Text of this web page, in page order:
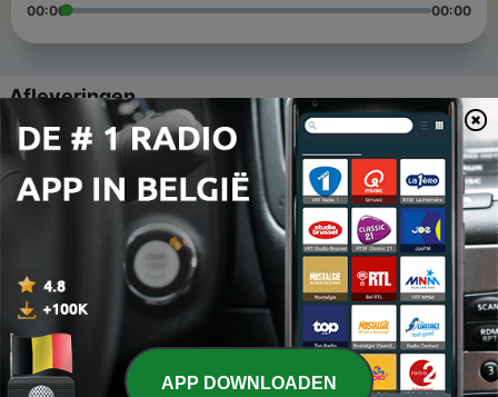
00:00 00:00
Afleveringen
463 - BNR Beurs EXTRA - maandag 8 september 09:00
08 sep. 2025
BNR Beurs EXTRA - maandag 1 september 09:00
01 sep. 2025
461
BNR Beurs EXTRA - maandag 1 september 08:00
uur
01 sep. 2025
APP DOWNLOADEN